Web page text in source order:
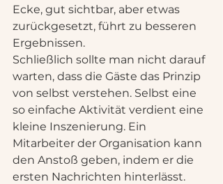
Ecke, gut sichtbar, aber etwas
zurückgesetzt, führt zu besseren
Ergebnissen.
Schließlich sollte man nicht darauf
warten, dass die Gäste das Prinzip
von selbst verstehen. Selbst eine
so einfache Aktivität verdient eine
kleine Inszenierung. Ein
Mitarbeiter der Organisation kann
den Anstoß geben, indem er die
ersten Nachrichten hinterlässt.